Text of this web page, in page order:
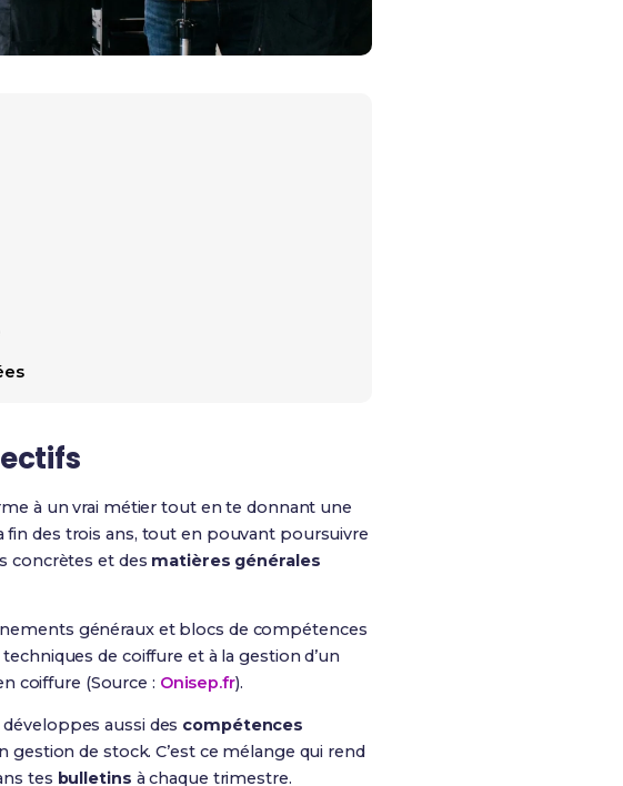
à un vrai métier tout en te donnant une
fin des trois ans, tout en pouvant poursuivre
concrètes et des matières générales
généraux et blocs de compétences
de coiffure et à la gestion d’un
coiffure (Source : Onisep.fr).
aussi des compétences
de stock. C’est ce mélange qui rend
tes bulletins à chaque trimestre.